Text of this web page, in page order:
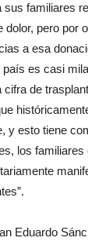
sus familiares
pero por
a esa
es casi
cifra de
y esto tiene
los
Eduardo